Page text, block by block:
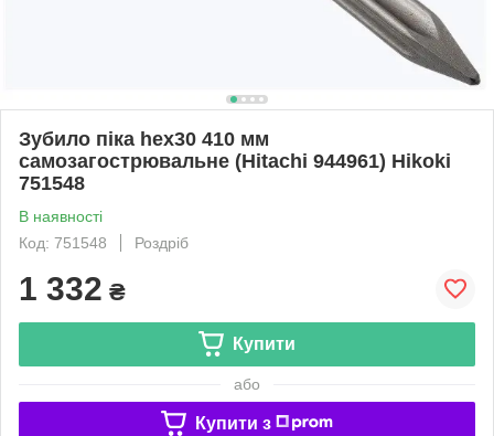
Зубило піка heх30 410 мм
самозагострювальне (Hitachi 944961) Hikoki
751548
В наявності
Код: 751548
Роздріб
1 332 ₴
Купити
або
Купити з